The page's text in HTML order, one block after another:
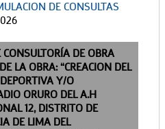
DE CONSULTAS
DE OBRA
LA OBRA: “CREACION DEL
Y/O
ORURO DEL A.H
12, DISTRITO DE
DE LIMA DEL